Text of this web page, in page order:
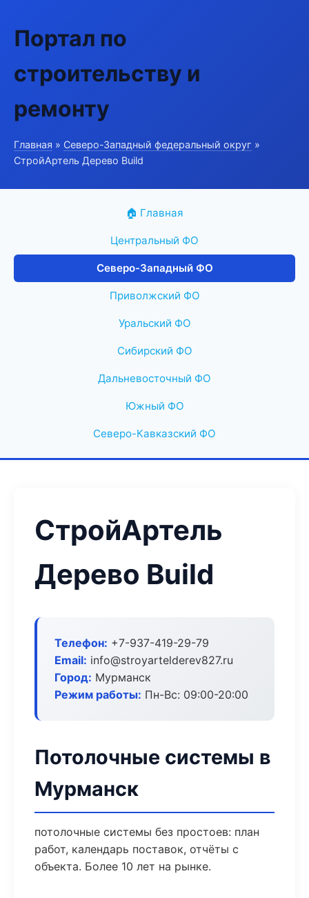
Портал по
строительству и
ремонту
Главная » Северо-Западный федеральный округ »
СтройАртель Дерево Build
🏠 Главная
Центральный ФО
Северо-Западный ФО
Приволжский ФО
Уральский ФО
Сибирский ФО
Дальневосточный ФО
Южный ФО
Северо-Кавказский ФО
СтройАртель
Дерево Build
Телефон: +7-937-419-29-79
Email: info@stroyartelderev827.ru
Город: Мурманск
Режим работы: Пн-Вс: 09:00-20:00
Потолочные системы в
Мурманск
потолочные системы без простоев: план
работ, календарь поставок, отчёты с
объекта. Более 10 лет на рынке.